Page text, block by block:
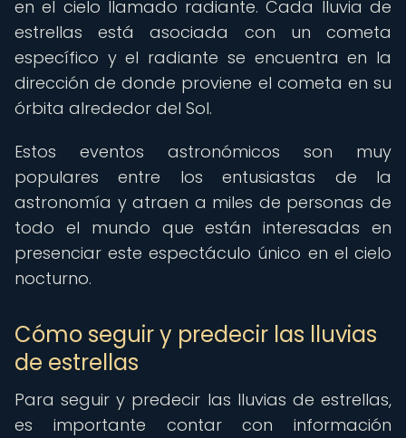
en el cielo llamado radiante. Cada lluvia de
estrellas está asociada con un cometa
específico y el radiante se encuentra en la
dirección de donde proviene el cometa en su
órbita alrededor del Sol.
Estos eventos astronómicos son muy
populares entre los entusiastas de la
astronomía y atraen a miles de personas de
todo el mundo que están interesadas en
presenciar este espectáculo único en el cielo
nocturno.
Cómo seguir y predecir las lluvias
de estrellas
Para seguir y predecir las lluvias de estrellas,
es importante contar con información